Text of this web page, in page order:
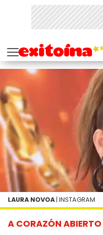
A CORAZÓN ABIERTO
LAURA NOVOA | INSTAGRAM